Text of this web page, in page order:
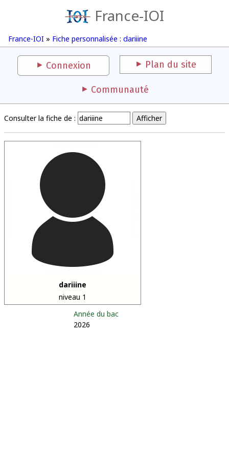
France-IOI
France-IOI » Fiche personnalisée : dariiine
Connexion Plan du site
Communauté
Consulter la fiche de :
dariiine
niveau 1
Année du bac
2026